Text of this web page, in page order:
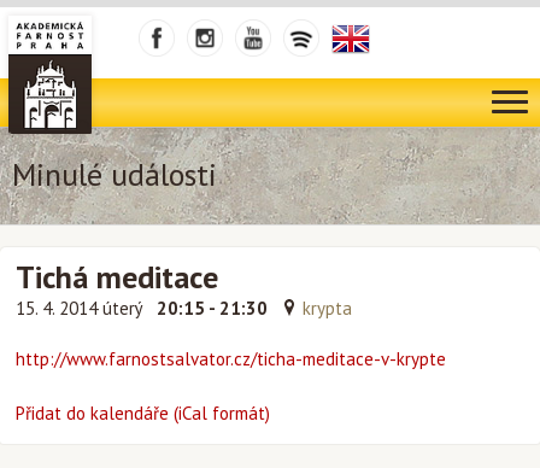
Minulé události
Tichá meditace
15. 4. 2014 úterý 20:15 - 21:30 krypta
http://www.farnostsalvator.cz/ticha-meditace-v-krypte
Přidat do kalendáře (iCal formát)